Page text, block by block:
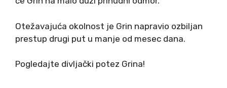
Otežavajuća okolnost je Grin napravio ozbiljan
prestup drugi put u manje od mesec dana.
Pogledajte divljački potez Grina!